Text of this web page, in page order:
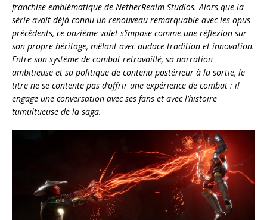
franchise emblématique de NetherRealm Studios. Alors que la
série avait déjà connu un renouveau remarquable avec les opus
précédents, ce onzième volet s’impose comme une réflexion sur
son propre héritage, mêlant avec audace tradition et innovation.
Entre son système de combat retravaillé, sa narration
ambitieuse et sa politique de contenu postérieur à la sortie, le
titre ne se contente pas d’offrir une expérience de combat : il
engage une conversation avec ses fans et avec l’histoire
tumultueuse de la saga.